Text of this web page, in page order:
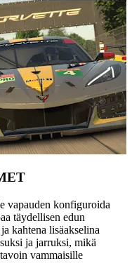
vapauden konfiguroida
täydellisen edun
kahtena lisäakselina
ja jarruksi, mikä
vammaisille